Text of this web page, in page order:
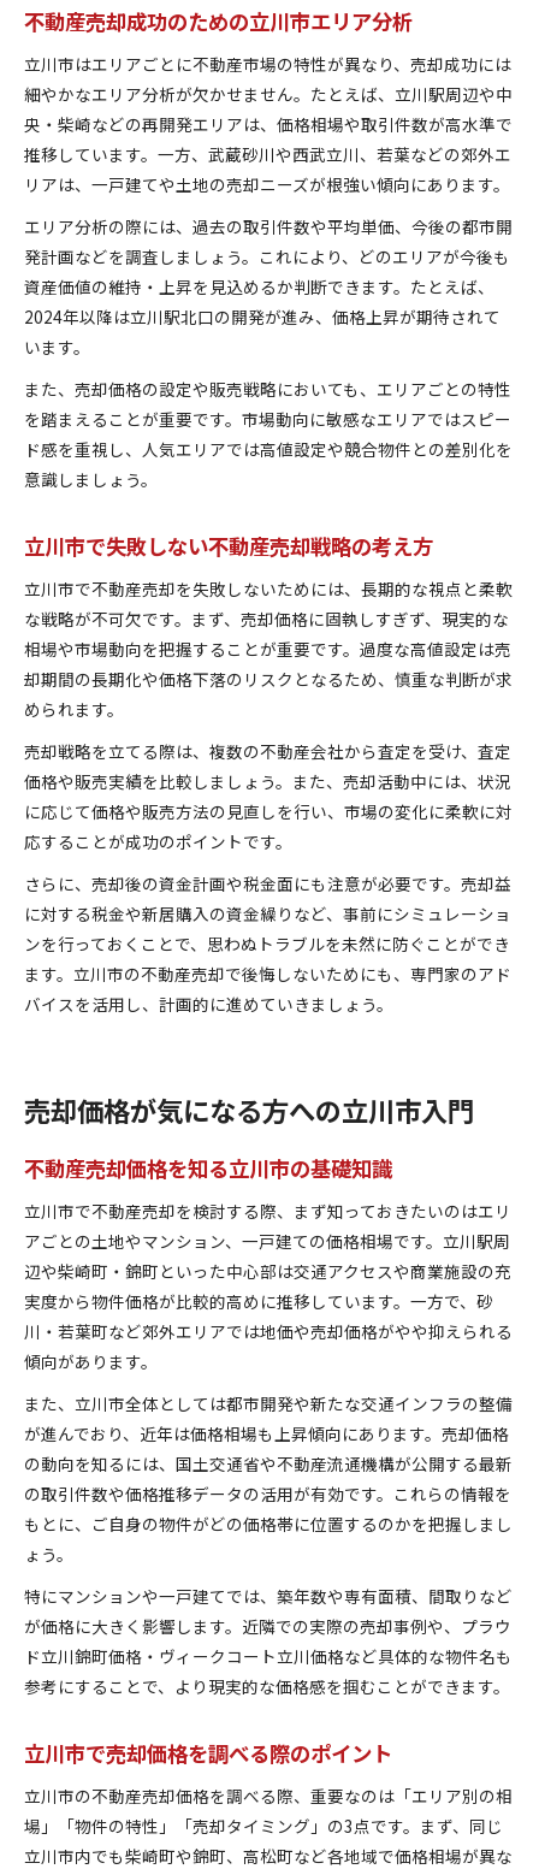
不動産売却成功のための立川市エリア分析
立川市はエリアごとに不動産市場の特性が異なり、売却成功には
細やかなエリア分析が欠かせません。たとえば、立川駅周辺や中
央・柴崎などの再開発エリアは、価格相場や取引件数が高水準で
推移しています。一方、武蔵砂川や西武立川、若葉などの郊外エ
リアは、一戸建てや土地の売却ニーズが根強い傾向にあります。
エリア分析の際には、過去の取引件数や平均単価、今後の都市開
発計画などを調査しましょう。これにより、どのエリアが今後も
資産価値の維持・上昇を見込めるか判断できます。たとえば、
2024年以降は立川駅北口の開発が進み、価格上昇が期待されて
います。
また、売却価格の設定や販売戦略においても、エリアごとの特性
を踏まえることが重要です。市場動向に敏感なエリアではスピー
ド感を重視し、人気エリアでは高値設定や競合物件との差別化を
意識しましょう。
立川市で失敗しない不動産売却戦略の考え方
立川市で不動産売却を失敗しないためには、長期的な視点と柔軟
な戦略が不可欠です。まず、売却価格に固執しすぎず、現実的な
相場や市場動向を把握することが重要です。過度な高値設定は売
却期間の長期化や価格下落のリスクとなるため、慎重な判断が求
められます。
売却戦略を立てる際は、複数の不動産会社から査定を受け、査定
価格や販売実績を比較しましょう。また、売却活動中には、状況
に応じて価格や販売方法の見直しを行い、市場の変化に柔軟に対
応することが成功のポイントです。
さらに、売却後の資金計画や税金面にも注意が必要です。売却益
に対する税金や新居購入の資金繰りなど、事前にシミュレーショ
ンを行っておくことで、思わぬトラブルを未然に防ぐことができ
ます。立川市の不動産売却で後悔しないためにも、専門家のアド
バイスを活用し、計画的に進めていきましょう。
売却価格が気になる方への立川市入門
不動産売却価格を知る立川市の基礎知識
立川市で不動産売却を検討する際、まず知っておきたいのはエリ
アごとの土地やマンション、一戸建ての価格相場です。立川駅周
辺や柴崎町・錦町といった中心部は交通アクセスや商業施設の充
実度から物件価格が比較的高めに推移しています。一方で、砂
川・若葉町など郊外エリアでは地価や売却価格がやや抑えられる
傾向があります。
また、立川市全体としては都市開発や新たな交通インフラの整備
が進んでおり、近年は価格相場も上昇傾向にあります。売却価格
の動向を知るには、国土交通省や不動産流通機構が公開する最新
の取引件数や価格推移データの活用が有効です。これらの情報を
もとに、ご自身の物件がどの価格帯に位置するのかを把握しまし
ょう。
特にマンションや一戸建てでは、築年数や専有面積、間取りなど
が価格に大きく影響します。近隣での実際の売却事例や、プラウ
ド立川錦町価格・ヴィークコート立川価格など具体的な物件名も
参考にすることで、より現実的な価格感を掴むことができます。
立川市で売却価格を調べる際のポイント
立川市の不動産売却価格を調べる際、重要なのは「エリア別の相
場」「物件の特性」「売却タイミング」の3点です。まず、同じ
立川市内でも柴崎町や錦町、高松町など各地域で価格相場が異な